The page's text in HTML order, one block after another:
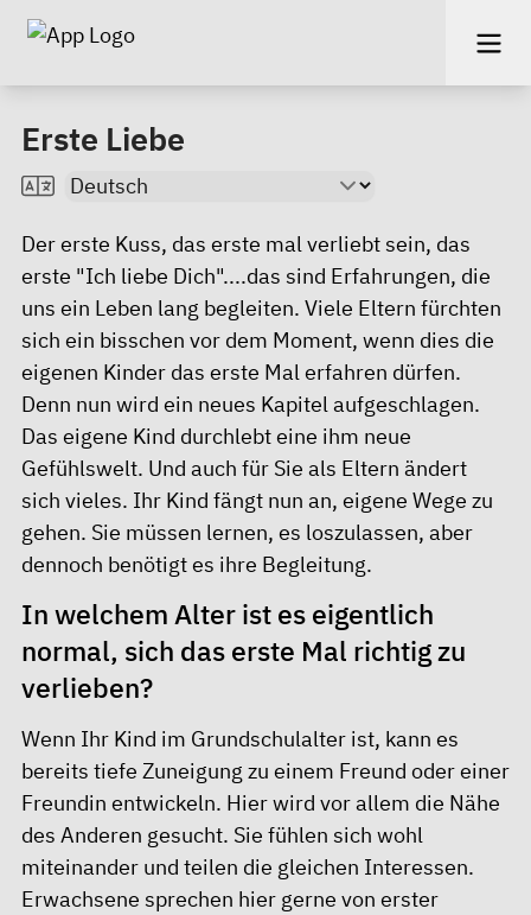
Erste Liebe
Der erste Kuss, das erste mal verliebt sein, das
erste "Ich liebe Dich"....das sind Erfahrungen, die
uns ein Leben lang begleiten. Viele Eltern fürchten
sich ein bisschen vor dem Moment, wenn dies die
eigenen Kinder das erste Mal erfahren dürfen.
Denn nun wird ein neues Kapitel aufgeschlagen.
Das eigene Kind durchlebt eine ihm neue
Gefühlswelt. Und auch für Sie als Eltern ändert
sich vieles. Ihr Kind fängt nun an, eigene Wege zu
gehen. Sie müssen lernen, es loszulassen, aber
dennoch benötigt es ihre Begleitung.
In welchem Alter ist es eigentlich
normal, sich das erste Mal richtig zu
verlieben?
Wenn Ihr Kind im Grundschulalter ist, kann es
bereits tiefe Zuneigung zu einem Freund oder einer
Freundin entwickeln. Hier wird vor allem die Nähe
des Anderen gesucht. Sie fühlen sich wohl
miteinander und teilen die gleichen Interessen.
Erwachsene sprechen hier gerne von erster